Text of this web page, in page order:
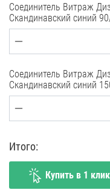
Соединитель Витраж
Скандинавский синий
Соединитель Витраж
Скандинавский синий
Итого:
Купить в 1 клик